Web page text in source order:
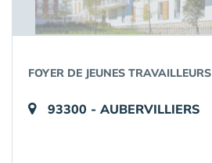
FOYER DE JEUNES TRAVAILLEURS
93300 - AUBERVILLIERS